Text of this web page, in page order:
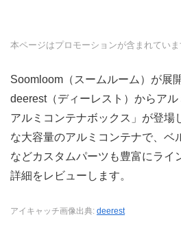
本ページはプロモーションが含まれていま
Soomloom（スームルーム）が展
deerest（ディーレスト）からア
アルミコンテナボックス」が登場
な大容量のアルミコンテナで、ベ
などカスタムパーツも豊富にライ
詳細をレビューします。
アイキャッチ画像出典: deerest